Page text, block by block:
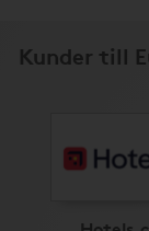
Kunder till